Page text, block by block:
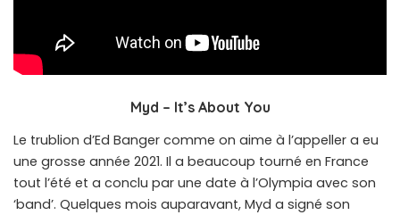
Myd – It’s About You
Le trublion d’Ed Banger comme on aime à l’appeller a eu
une grosse année 2021. Il a beaucoup tourné en France
tout l’été et a conclu par une date à l’Olympia avec son
‘band’. Quelques mois auparavant, Myd a signé son